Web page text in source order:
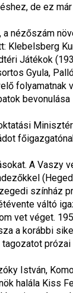
de ez
nézőszám
Klebelsberg
Játékok
Gyula,
A Vaszy
színház
váltó
vet véget.
a korábbi
István,
halála Kiss